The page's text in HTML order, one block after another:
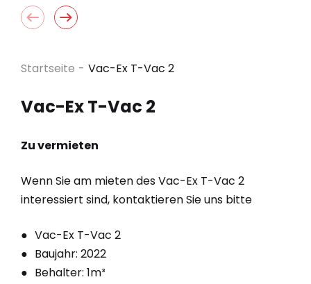
Startseite - Vac-Ex T-Vac 2
Vac-Ex T-Vac 2
Zu vermieten
Wenn Sie am mieten des Vac-Ex T-Vac 2
interessiert sind, kontaktieren Sie uns bitte
Vac-Ex T-Vac 2
Baujahr: 2022
Behalter: 1m³